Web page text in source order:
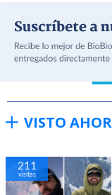
VISTO
211
visitas